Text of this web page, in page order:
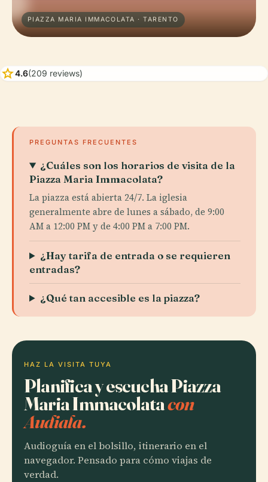
PIAZZA MARIA IMMACOLATA · TARENTO
star4.6(209 reviews)
PREGUNTAS FRECUENTES
¿Cuáles son los horarios de visita de la
Piazza Maria Immacolata?
La piazza está abierta 24/7. La iglesia
generalmente abre de lunes a sábado, de 9:00
AM a 12:00 PM y de 4:00 PM a 7:00 PM.
¿Hay tarifa de entrada o se requieren
entradas?
¿Qué tan accesible es la piazza?
HAZ LA VISITA TUYA
Planifica y escucha Piazza
Maria Immacolatacon
Audiala.
Audioguía en el bolsillo, itinerario en el
navegador. Pensado para cómo viajas de
verdad.